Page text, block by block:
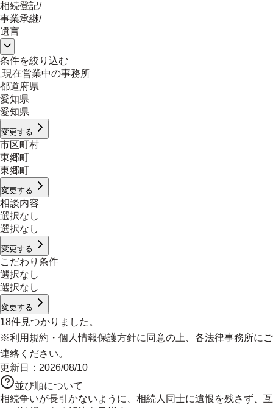
相続登記/
事業承継/
遺言
条件を絞り込む
現在営業中の事務所
都道府県
愛知県
愛知県
変更する
市区町村
東郷町
東郷町
変更する
相談内容
選択なし
選択なし
変更する
こだわり条件
選択なし
選択なし
変更する
18件見つかりました。
※利用規約 ・ 個人情報保護方針に同意の上、各法律事務所にご
連絡ください。
更新日： 2026/08/10
並び順について
相続争いが長引かないように、相続人同士に遺恨を残さず、互